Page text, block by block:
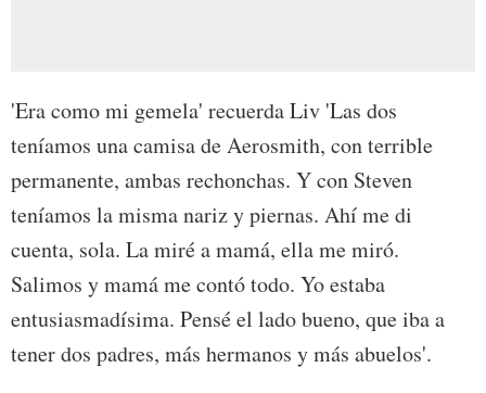
'Era como mi gemela' recuerda Liv 'Las dos
teníamos una camisa de Aerosmith, con terrible
permanente, ambas rechonchas. Y con Steven
teníamos la misma nariz y piernas. Ahí me di
cuenta, sola. La miré a mamá, ella me miró.
Salimos y mamá me contó todo. Yo estaba
entusiasmadísima. Pensé el lado bueno, que iba a
tener dos padres, más hermanos y más abuelos'.